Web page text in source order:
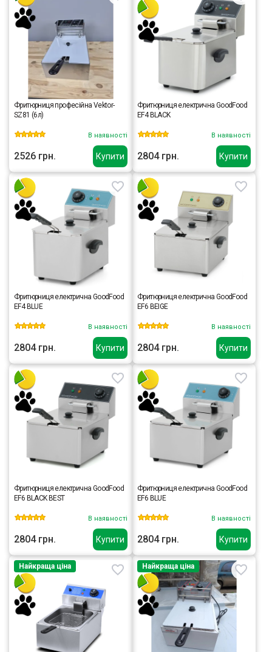
Купити
Фритюрниця професійна Vektor-
SZ81 (6л)
В наявності
2526 грн. Купити
Фритюрниця електрична GoodFood
EF4 BLACK
В наявності
2804 грн.
Купити
Фритюрниця електрична GoodFood
EF4 BLUE
В наявності
2804 грн. Купити
Фритюрниця електрична GoodFood
EF6 BEIGE
В наявності
2804 грн.
Купити
Фритюрниця електрична GoodFood
EF6 BLACK ВEST
В наявності
2804 грн. Купити
Фритюрниця електрична GoodFood
EF6 BLUE
В наявності
2804 грн.
Найкраща ціна Найкраща ціна